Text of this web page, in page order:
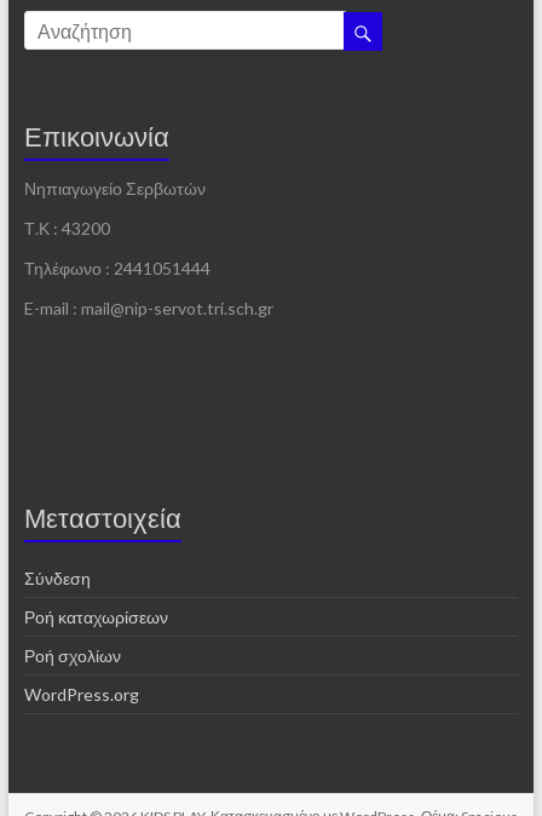
Επικοινωνία
Νηπιαγωγείο Σερβωτών
Τ.Κ : 43200
Τηλέφωνο : 2441051444
E-mail : mail@nip-servot.tri.sch.gr
Μεταστοιχεία
Σύνδεση
Ροή καταχωρίσεων
Ροή σχολίων
WordPress.org